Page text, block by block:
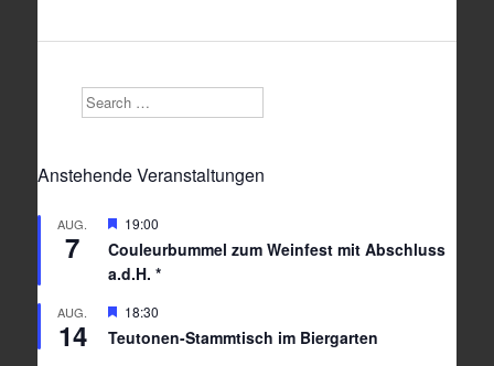
Search
Anstehende Veranstaltungen
AUG.
7
Hervorgehoben
19:00
Couleurbummel zum Weinfest mit Abschluss
a.d.H. *
AUG.
14
Hervorgehoben
18:30
Teutonen-Stammtisch im Biergarten